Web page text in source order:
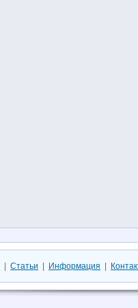
| Статьи | Информация |